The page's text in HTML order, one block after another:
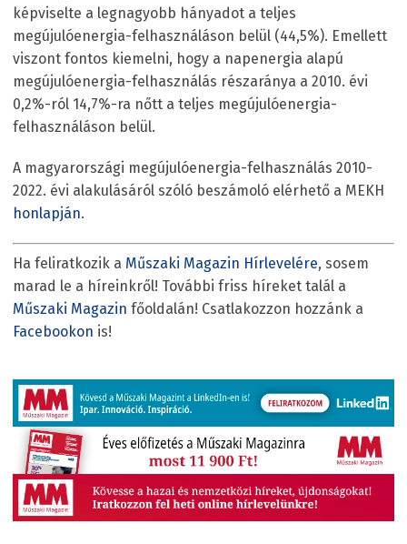
képviselte a legnagyobb hányadot a teljes
megújulóenergia-felhasználáson belül (44,5%). Emellett
viszont fontos kiemelni, hogy a napenergia alapú
megújulóenergia-felhasználás részaránya a 2010. évi
0,2%-ról 14,7%-ra nőtt a teljes megújulóenergia-
felhasználáson belül.
A magyarországi megújulóenergia-felhasználás 2010-
2022. évi alakulásáról szóló beszámoló elérhető a MEKH
honlapján.
Ha feliratkozik a Műszaki Magazin Hírlevelére, sosem
marad le a híreinkről! További friss híreket talál a
Műszaki Magazin főoldalán! Csatlakozzon hozzánk a
Facebookon is!